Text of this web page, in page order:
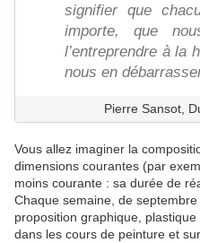
signifier que
importe, que
l’entreprendre à la
nous en
Pierre Sansot,
Vous allez imaginer la
dimensions courantes (par
moins courante : sa durée de
Chaque semaine, de
proposition graphique,
dans les cours de peinture et